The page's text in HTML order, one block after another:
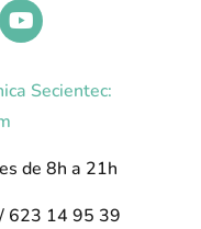
Secientec:
de 8h a 21h
623 14 95 39